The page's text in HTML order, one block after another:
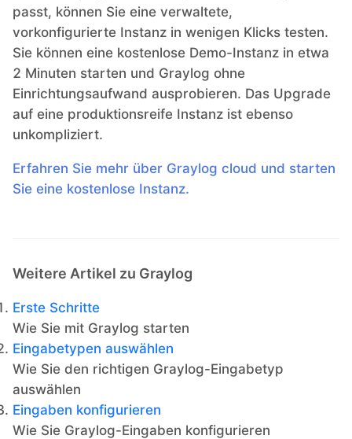
passt, können Sie eine verwaltete,
vorkonfigurierte Instanz in wenigen Klicks testen.
Sie können eine kostenlose Demo-Instanz in etwa
2 Minuten starten und Graylog ohne
Einrichtungsaufwand ausprobieren. Das Upgrade
auf eine produktionsreife Instanz ist ebenso
unkompliziert.
Erfahren Sie mehr über Graylog cloud und starten
Sie eine kostenlose Instanz.
Weitere Artikel zu Graylog
Erste Schritte
Wie Sie mit Graylog starten
Eingabetypen auswählen
Wie Sie den richtigen Graylog-Eingabetyp
auswählen
Eingaben konfigurieren
Wie Sie Graylog-Eingaben konfigurieren